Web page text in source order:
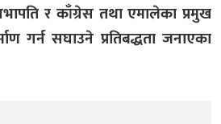
र काँग्रेस तथा एमालेका प्रमुख
गर्न सघाउने प्रतिबद्धता जनाएका